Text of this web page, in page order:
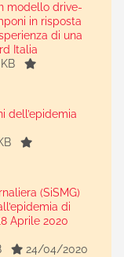
modello drive-
in risposta
di una
Italia
dell’epidemia
(SiSMG)
di
Aprile 2020
24/04/2020